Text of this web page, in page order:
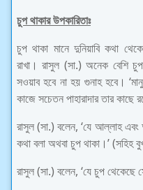
চুপ থাকার উপকারিতাঃ
চুপ থাকা মানে দুনিয়াবি কথা
রাখা। রাসুল (সা.) অনেক বেশি
সওয়াব হবে না হয় গুনাহ হবে।
কাজে সচেতন পাহারাদার তার কাছে
রাসুল (সা.) বলেন, ‘যে আল্লাহ
কথা বলা অথবা চুপ থাকা।’ (সহিহ
রাসুল (সা.) বলেন, ‘যে চুপ থেকেছে